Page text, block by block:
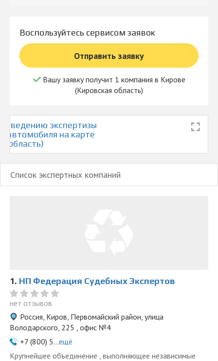
Воспользуйтесь сервисом заявок
Отправить заявку
Вашу заявку получит 1 компания в Кирове
(Кировская область)
экспертизы
автомобиля на карте
область)
Список экспертных компаний
1. НП Федерация Судебных Экспертов
нет отзывов
Россия, Киров, Первомайский район, улица
Володарского, 225 , офис №4
+7 (800) 5...ещё
Крупнейшее объединение , выполняющее независимые